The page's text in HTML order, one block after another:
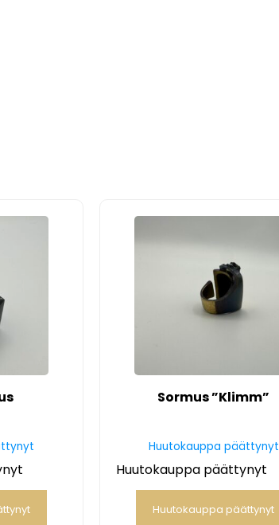
Sormus ”Klimm”
Huutokauppa päättynyt
Huutokauppa päättynyt
Huutokauppa päättynyt